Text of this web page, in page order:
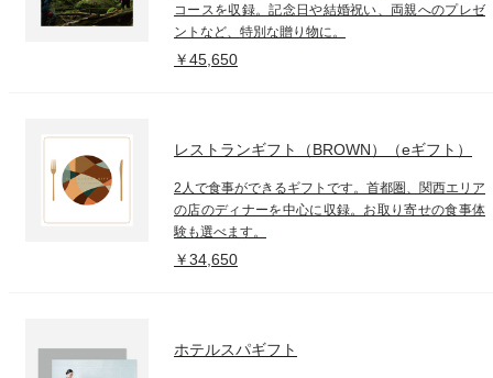
コースを収録。記念日や結婚祝い、両親へのプレゼ
ントなど、特別な贈り物に。
￥45,650
レストランギフト（BROWN）（eギフト）
2人で食事ができるギフトです。首都圏、関西エリア
の店のディナーを中心に収録。お取り寄せの食事体
験も選べます。
￥34,650
ホテルスパギフト